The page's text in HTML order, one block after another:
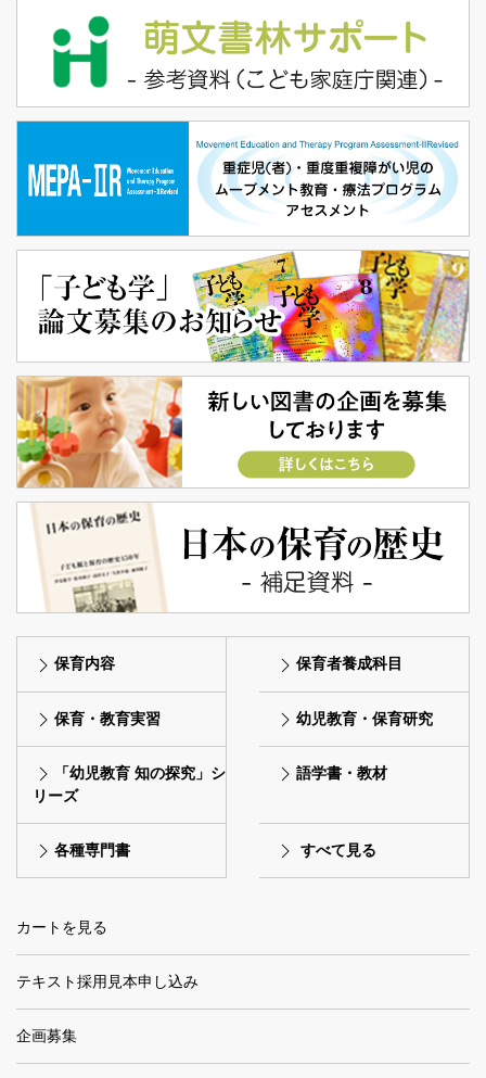
保育内容 保育者養成科目
保育・教育実習 幼児教育・保育研究
「幼児教育 知の探究」シ
リーズ
語学書・教材
各種専門書 すべて見る
カートを見る
テキスト採用見本申し込み
企画募集